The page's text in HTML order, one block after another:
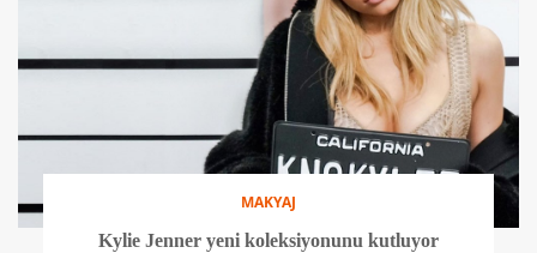
MAKYAJ
Kylie Jenner yeni koleksiyonunu kutluyor